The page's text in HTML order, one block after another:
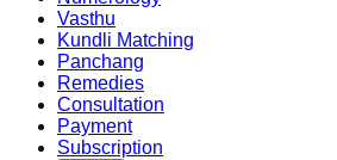
Vasthu
Kundli Matching
Panchang
Remedies
Consultation
Payment
Subscription